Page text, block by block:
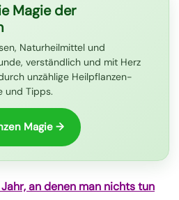
Magie der
Naturheilmittel und
verständlich und mit Herz
unzählige Heilpflanzen-
und Tipps.
Magie →
an denen man nichts tun